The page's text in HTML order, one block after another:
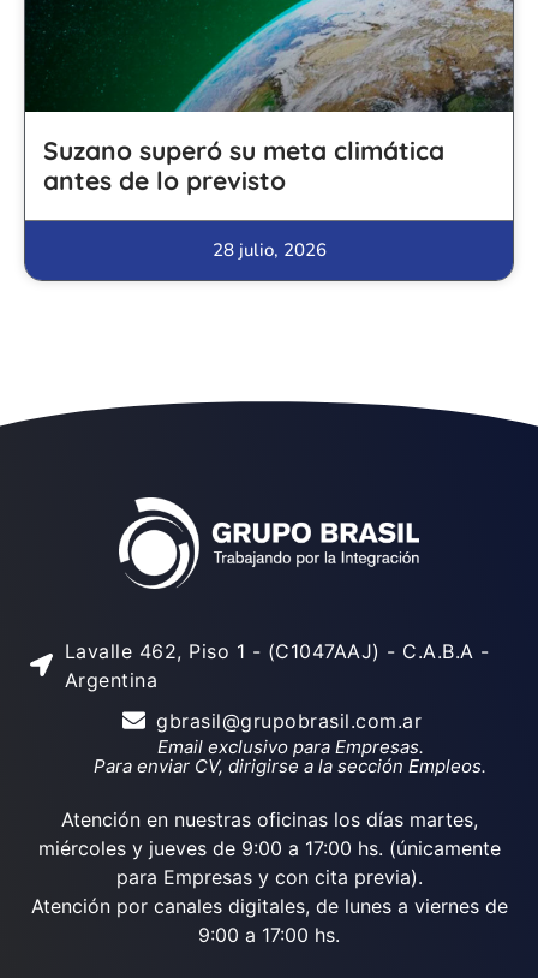
Suzano superó su meta climática
antes de lo previsto
28 julio, 2026
Lavalle 462, Piso 1 - (C1047AAJ) - C.A.B.A -
Argentina
gbrasil@grupobrasil.com.ar
Email exclusivo para Empresas.
Para enviar CV, dirigirse a la sección Empleos.
Atención en nuestras oficinas los días martes,
miércoles y jueves de 9:00 a 17:00 hs. (únicamente
para Empresas y con cita previa).
Atención por canales digitales, de lunes a viernes de
9:00 a 17:00 hs.